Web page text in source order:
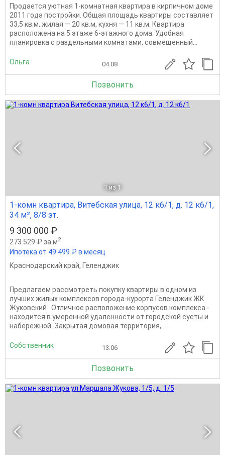
Продается уютная 1-комнатная квартира в кирпичном доме
2011 года постройки. Общая площадь квартиры составляет
33,5 кв.м, жилая — 20 кв.м, кухня — 11 кв.м. Квартира
расположена на 5 этаже 6-этажного дома. Удобная
планировка с раздельными комнатами, совмещенный...
Ольга 04.08
Позвонить
1 из 1
1-комн квартира, Витебская улица, 12 к6/1, д. 12 к6/1,
34 м², 8/8 эт.
9 300 000 ₽
273 529 ₽ за м2
Ипотека от 49 499 ₽ в месяц
Краснодарский край, Геленджик
Предлагаем рассмотреть покупку квартиры в одном из
лучших жилых комплексов города-курорта Геленджик ЖК
Жуковский . Отличное расположение корпусов комплекса -
находится в умеренной удаленности от городской суеты и
набережной. Закрытая домовая территория,...
Собственник 13.06
Позвонить